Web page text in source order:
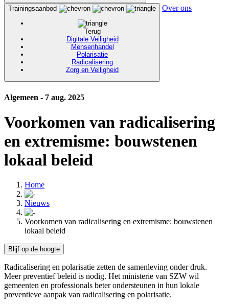
Trainingsaanbod
Terug
Digitale Veiligheid
Mensenhandel
Polarisatie
Radicalisering
Zorg en Veiligheid
Over ons
Algemeen - 7 aug. 2025
Voorkomen van radicalisering
en extremisme: bouwstenen
lokaal beleid
Home
Nieuws
Voorkomen van radicalisering en extremisme: bouwstenen
lokaal beleid
Blijf op de hoogte
Radicalisering en polarisatie zetten de samenleving onder druk.
Meer preventief beleid is nodig. Het ministerie van SZW wil
gemeenten en professionals beter ondersteunen in hun lokale
preventieve aanpak van radicalisering en polarisatie.